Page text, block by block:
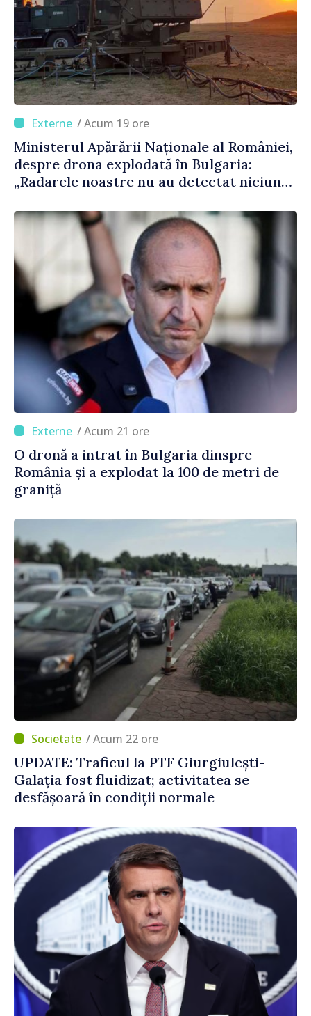
/ Acum 19 ore
Ministerul Apărării Naționale al României,
despre drona explodată în Bulgaria:
„Radarele noastre nu au detectat niciun
/ Acum 21 ore
O dronă a intrat în Bulgaria dinspre
România și a explodat la 100 de metri de
graniță
/ Acum 22 ore
UPDATE: Traficul la PTF Giurgiulești-
Galația fost fluidizat; activitatea se
desfășoară în condiții normale